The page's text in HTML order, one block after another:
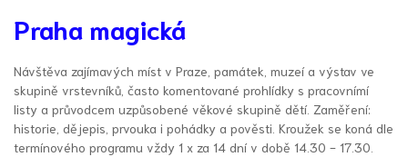
Praha magická
Návštěva zajímavých míst v Praze, památek, muzeí a výstav ve
skupině vrstevníků, často komentované prohlídky s pracovnímí
listy a průvodcem uzpůsobené věkové skupině dětí. Zaměření:
historie, dějepis, prvouka i pohádky a pověsti. Kroužek se koná dle
termínového programu vždy 1 x za 14 dní v době 14.30 - 17.30.